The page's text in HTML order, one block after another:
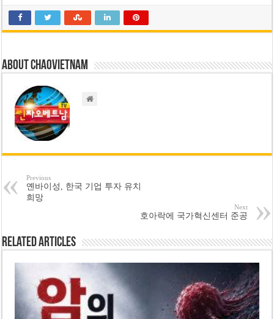
About chaovietnam
Previous
옌바이성, 한국 기업 투자 유치
희망
Next
호아락에 국가혁신센터 준공
Related Articles